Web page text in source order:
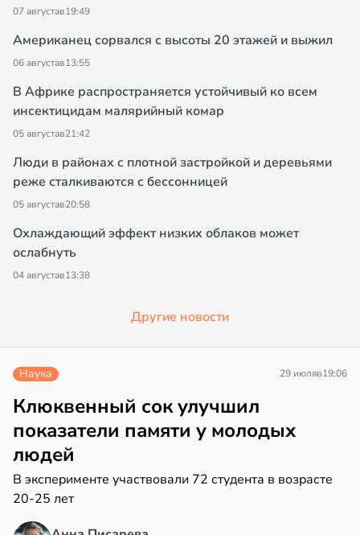
07 августав19:49
Американец сорвался с высоты 20 этажей и выжил
06 августав13:55
В Африке распространяется устойчивый ко всем
инсектицидам малярийный комар
05 августав21:42
Люди в районах с плотной застройкой и деревьями
реже сталкиваются с бессонницей
05 августав20:58
Охлаждающий эффект низких облаков может
ослабнуть
04 августав13:38
Другие новости
Наука 29 июляв19:06
Клюквенный сок улучшил
показатели памяти у молодых
людей
В эксперименте участвовали 72 студента в возрасте
20-25 лет